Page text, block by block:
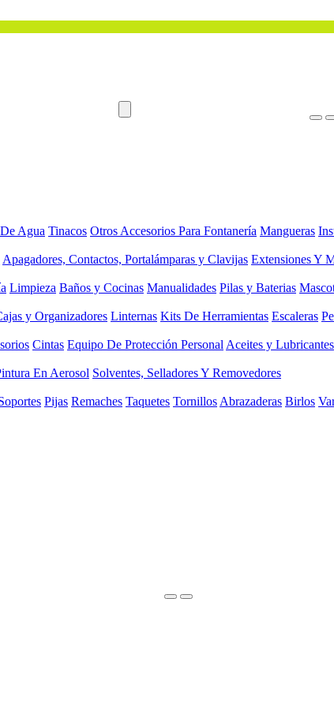
Agua Tinacos Otros Accesorios Para Fontanería Mangueras
Apagadores, Contactos, Portalámparas y Clavijas Extensiones Y
Limpieza Baños y Cocinas Manualidades Pilas y Baterias
y Organizadores Linternas Kits De Herramientas Escaleras
Cintas Equipo De Protección Personal Aceites y Lubricantes
En Aerosol Solventes, Selladores Y Removedores
Pijas Remaches Taquetes Tornillos Abrazaderas Birlos